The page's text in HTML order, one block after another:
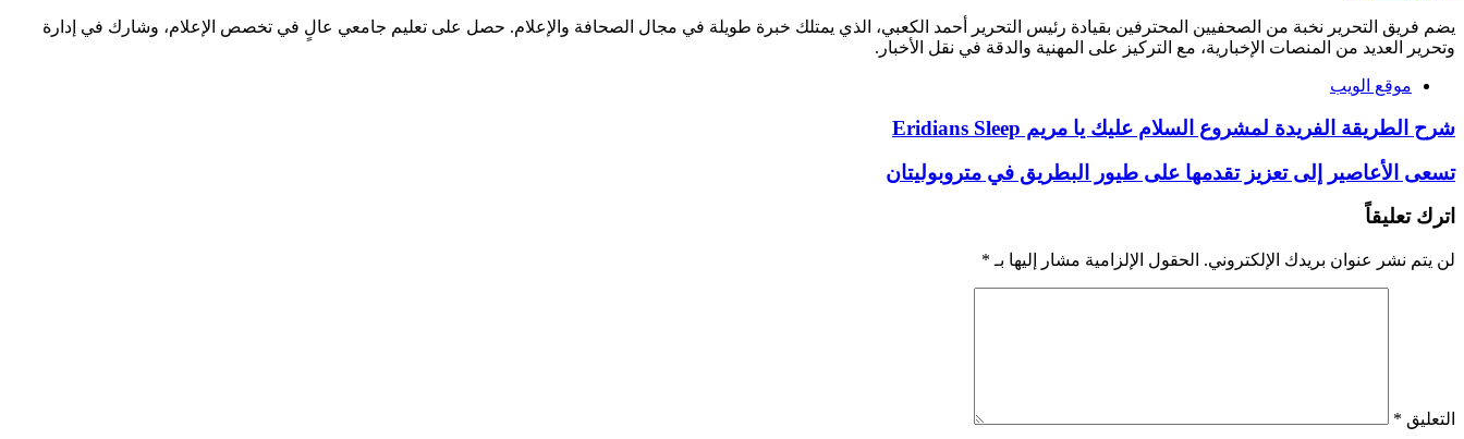
يضم فريق التحرير نخبة من الصحفيين المحترفين بقيادة رئيس التحرير أحمد الكعبي، الذي يمتلك خبرة طويلة في مجال الصحافة والإعلام. حصل على تعليم جامعي عالٍ في تخصص الإعلام، وشارك في إدارة
وتحرير العديد من المنصات الإخبارية، مع التركيز على المهنية والدقة في نقل الأخبار.
موقع الويب
شرح الطريقة الفريدة لمشروع السلام عليك يا مريم Eridians Sleep
تسعى الأعاصير إلى تعزيز تقدمها على طيور البطريق في متروبوليتان
اترك تعليقاً
لن يتم نشر عنوان بريدك الإلكتروني. الحقول الإلزامية مشار إليها بـ *
التعليق *